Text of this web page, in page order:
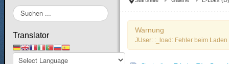
Warnung
JUser: :_load: Fehler beim
Suchen
...
Translator